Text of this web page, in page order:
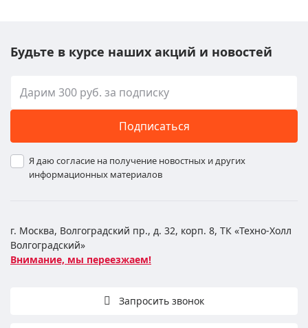
Будьте в курсе наших акций и новостей
Подписаться
Я даю согласие на получение новостных и других
информационных материалов
г. Москва, Волгоградский пр., д. 32, корп. 8, ТК «Техно-Холл
Волгоградский»
Внимание, мы переезжаем!
Запросить звонок